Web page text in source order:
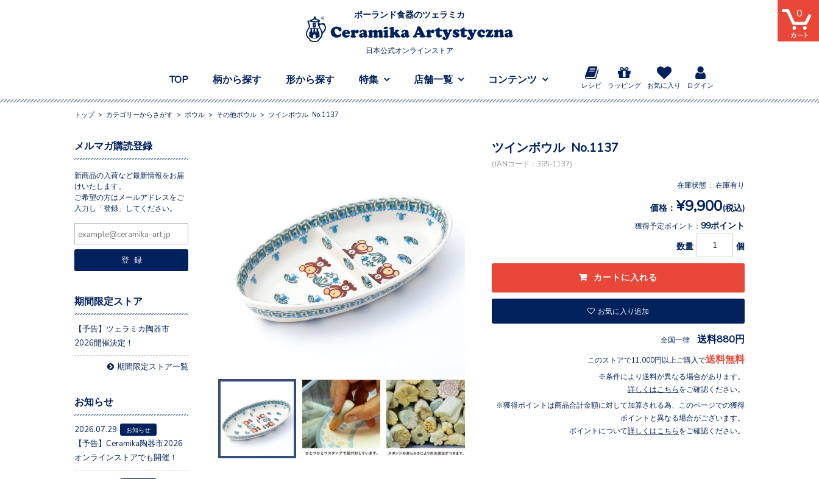
ポーランド食器のツェラミカ
日本公式オンラインストア
TOP 柄から探す 形から探す 特集 店舗一覧 コンテンツ
レシピ ラッピング お気に入り ログイン
0
トップ> カテゴリーからさがす > ボウル > その他ボウル > ツインボウル No.1137
ツインボウル No.1137
(JANコード：395-1137)
在庫状態 : 在庫有り
価格： ¥9,900(税込)
獲得予定ポイント： 99ポイント
数量 個
お気に入り追加
全国一律 送料880円
このストアで11,000円以上ご購入で送料無料
条件により送料が異なる場合があります。
詳しくはこちら をご確認ください。
獲得ポイントは商品合計金額に対して加算される為、このページでの獲得
ポイントと異なる場合がございます。
ポイントについて詳しくはこちら をご確認ください。
メルマガ購読登録
新商品の入荷など最新情報をお届
けいたします。
ご希望の方はメールアドレスをご
入力し「登録」してください。
期間限定ストア
【予告】ツェラミカ陶器市
2026開催決定！
期間限定ストア一覧
お知らせ
2026.07.29 お知らせ
【予告】Ceramika陶器市2026
オンラインストアでも開催！